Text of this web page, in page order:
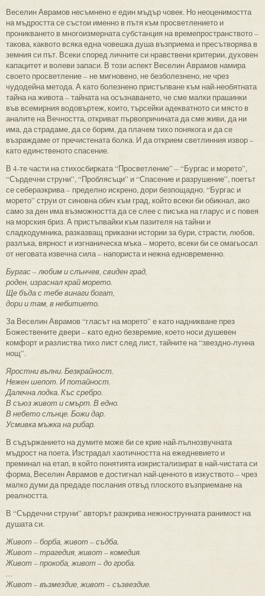
Веселин Аврамов несъмнено е един мъдър човек. Но неоценимостта
на мъдростта се състои именно в пътя към просветлението и
проникването в многоизмерната субстанция на времепространството –
такова, каквото всяка една човешка душа възприема и пресътворява в
земния си път. Всеки според личните си нравствени критерии, духовен
капацитет и волеви запаси. В този аспект Веселин Аврамов намира
своето просветление – не мигновено, не безболезнено, не чрез
чудодейна метода. А като болезнено пристъпване към най-необятната
тайна на живота – тайната на осъзнаването, че сме малки прашинки
във всемирния водовъртеж, които, търсейки адекватното си място в
аналите на Вечността, откриват първопричината да сме живи, да ни
има, да страдаме, да се борим, да плачем тихо понякога и да се
възраждаме от пречистената болка. И да открием светлинния извор –
като единственото спасение.
В 4-те части на стихосбирката “Просветление” – “Бургас и морето”,
“Сърдечни струни”, “Проблясъци” и “Спасение и разрушение”, поетът
се себеразкрива – пределно искрено, дори безпощадно. “Бургас и
морето” струи от синовна обич към град, който всеки би обикнал, ако
само за ден има възможността да се слее с писъка на гларус и с повея
на морския бриз. А пристъпвайки към пазителя на тайни и
сладкодумника, разказващ приказни истории за бури, страсти, любов,
разлъка, вярност и изгнаническа мъка – морето, всеки би се омагьосал
от неговата извечна сила – напориста и нежна едновременно.
Бургас – любим и слънчев, свиден град,
роден, израснал край морето.
Ще бъда с тебе винаги богат,
дори и там, в небитието.
За Веселин Аврамов “гласът на морето” е като надникване през
Божествените двери – като едно безвремие, което носи душевен
комфорт и разлиства тихо лист след лист, тайните на “звездно-лунна
нощ”.
Яростни вълни. Безкрайност.
Нежен шепот. И потайност.
Далечна лодка. Къс сребро.
В съюз живот и смърт. В едно.
В небето слънце. Божи дар.
Усмивка мъжка на рибар.
В съдържанието на думите може би се крие най-пълнозвучната
мъдрост на поета. Изстрадал хаотичността на ежедневието и
преминал на етап, в който понятията изкристализират в най-чистата си
форма, Веселин Аврамов е достигнал най-ценното в изкуството – чрез
малко думи да предаде послания отвъд плоското възприемане на
реалността.
В “Сърдечни струни” авторът разкрива нежнострунната ранимост на
душата си.
Живот – борба, живот – съдба.
Живот – трагедия, живот – комедия.
Живот – прокоба, живот – до гроба.
…
Живот – възмездие, живот – съзвездие.